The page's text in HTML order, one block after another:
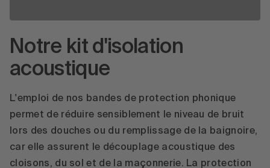
Notre kit d'isolation
acoustique
L'emploi de nos bandes de protection phonique
permet de réduire sensiblement le niveau de bruit
lors des douches ou du remplissage de la baignoire,
car elle assurent le découplage acoustique des
cloisons, du sol et de la maçonnerie. La protection